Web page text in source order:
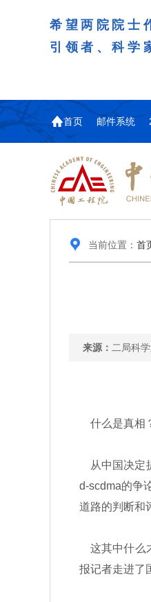
希望两院院士
引领者、科学
首页 邮件系统
当前位置： 首
来源： 二局科
什么是真相
从中国决定
d-scdma的争
道路的判断和
这其中什么
报记者走进了